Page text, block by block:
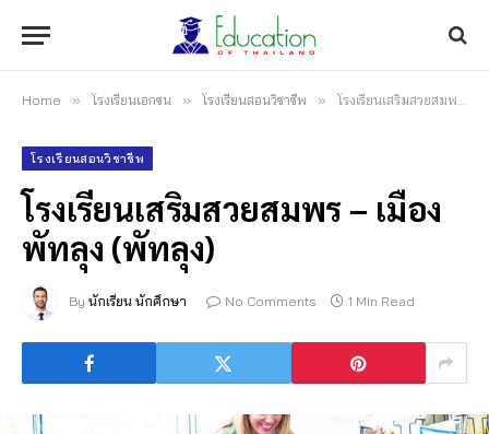
Home » โรงเรียนเอกชน » โรงเรียนสอนวิชาชีพ » โรงเรียนเสริมสวยสมพร – เมืองพัทลุง (พัทลุง)
โรงเรียนสอนวิชาชีพ
โรงเรียนเสริมสวยสมพร – เมือง
พัทลุง (พัทลุง)
By นักเรียน นักศึกษา No Comments 1 Min Read